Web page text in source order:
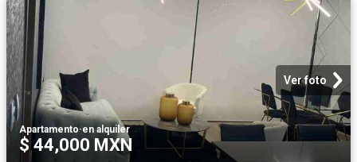
Ver foto
Apartamento·en alquiler
$ 44,000 MXN